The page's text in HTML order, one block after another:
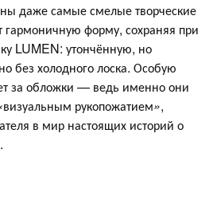
даже самые смелые творческие
гармоничную форму, сохраняя при
LUMEN: утончённую, но
без холодного лоска. Особую
за обложки — ведь именно они
визуальным рукопожатием»,
в мир настоящих историй о